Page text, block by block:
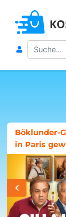
Search
Böklunder-
in Paris